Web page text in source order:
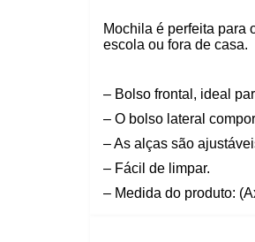
Mochila é perfeita para
escola ou fora de casa.
– Bolso frontal, ideal
– O bolso lateral
– As alças são
– Fácil de limpar.
– Medida do produto: